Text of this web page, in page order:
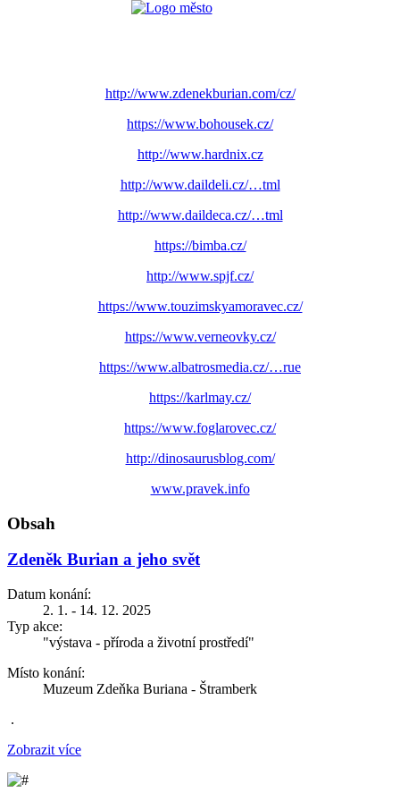
http://www.zdenekburian.com/cz/
https://www.bohousek.cz/
http://www.hardnix.cz
http://www.daildeli.cz/…tml
http://www.daildeca.cz/…tml
https://bimba.cz/
http://www.spjf.cz/
https://www.touzimskyamoravec.cz/
https://www.verneovky.cz/
https://www.albatrosmedia.cz/…rue
https://karlmay.cz/
https://www.foglarovec.cz/
http://dinosaurusblog.com/
www.pravek.info
Obsah
Zdeněk Burian a jeho svět
Datum konání:
2. 1. - 14. 12. 2025
Typ akce:
"výstava - příroda a životní prostředí"
Místo konání:
Muzeum Zdeňka Buriana - Štramberk
.
Zobrazit více